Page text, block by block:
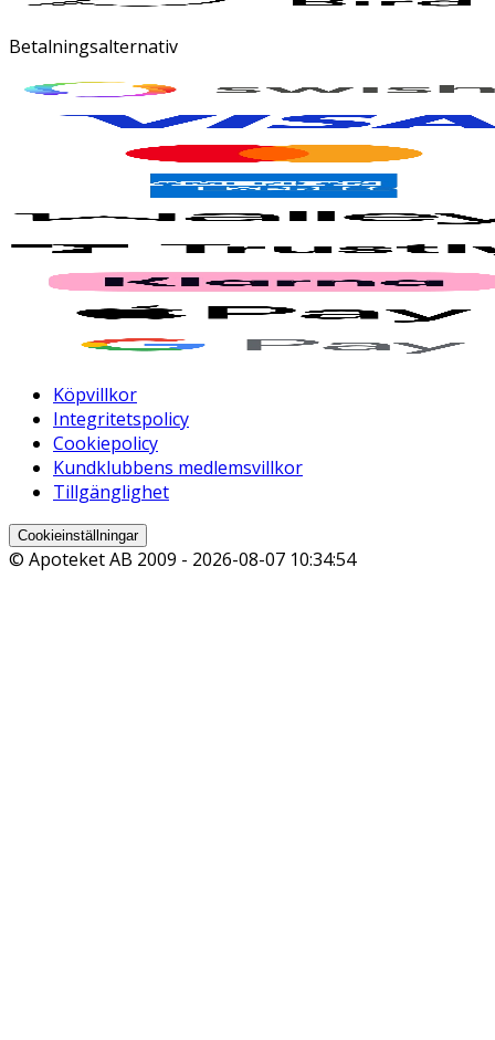
Betalningsalternativ
Köpvillkor
Integritetspolicy
Cookiepolicy
Kundklubbens medlemsvillkor
Tillgänglighet
Cookieinställningar
© Apoteket AB 2009 - 2026-08-07 10:34:54